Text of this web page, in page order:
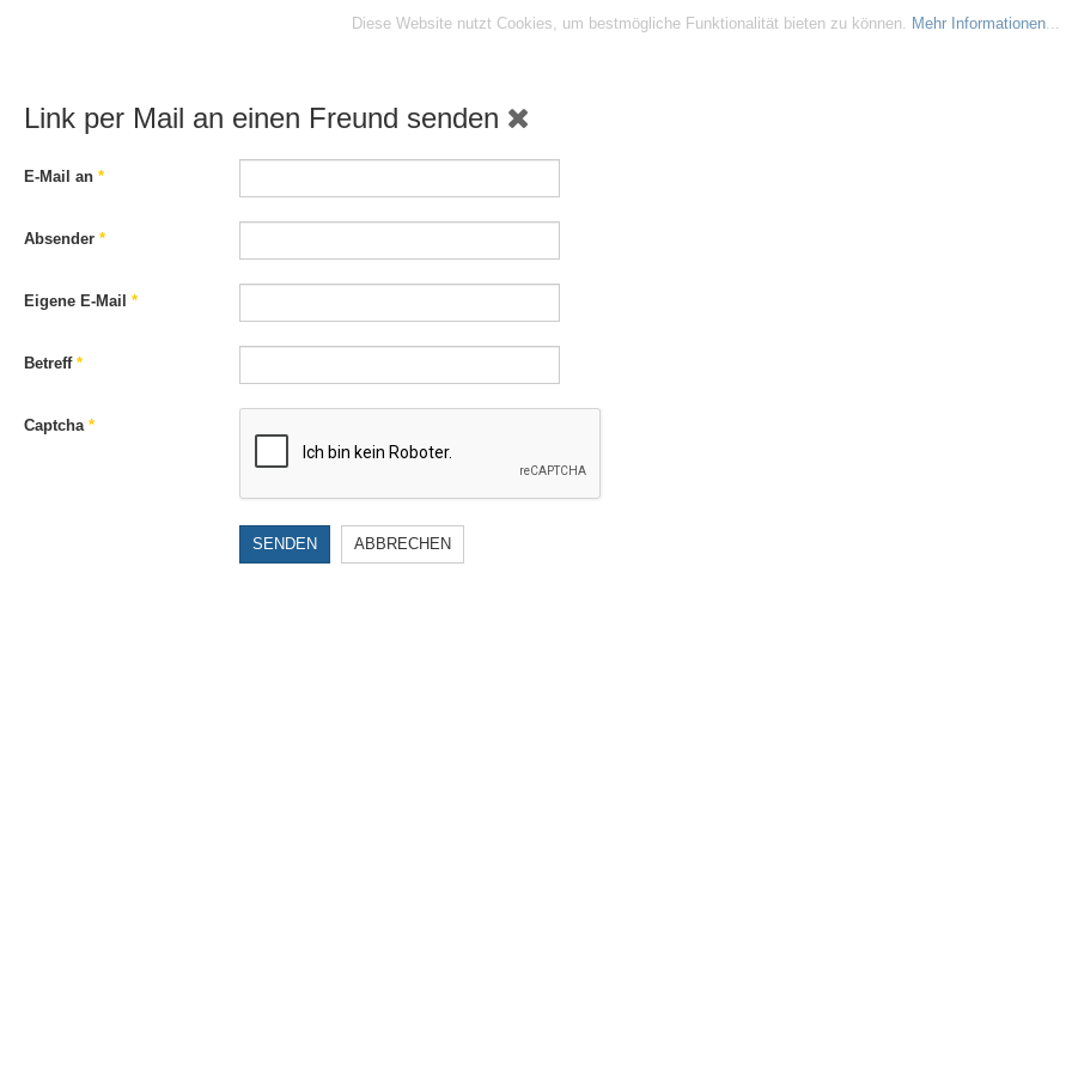
Diese Website nutzt Cookies, um bestmögliche Funktionalität bieten zu können. Mehr Informationen...
Link per Mail an einen Freund senden
E-Mail an *
Absender *
Eigene E-Mail *
Betreff*
Captcha*
SENDEN ABBRECHEN